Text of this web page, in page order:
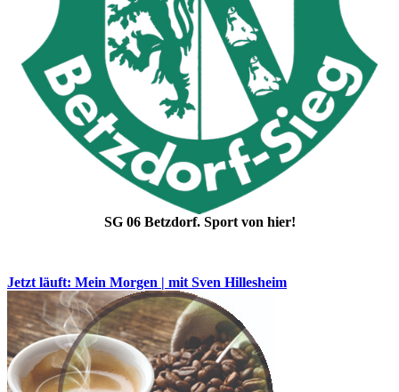
SG 06 Betzdorf. Sport von hier!
Jetzt läuft: Mein Morgen | mit Sven Hillesheim